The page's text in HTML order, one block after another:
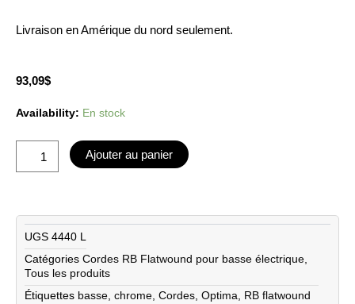
Livraison en Amérique du nord seulement.
93,09$
Availability: En stock
quantité
Optima
cordes
électrique
45-
100
Ajouter au panier
UGS 4440 L
Catégories Cordes RB Flatwound pour basse électrique,
Tous les produits
Étiquettes basse, chrome, Cordes, Optima, RB flatwound